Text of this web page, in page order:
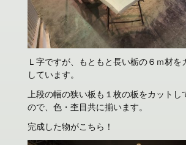
Ｌ字ですが、もともと長い栃の６ｍ材を
しています。
上段の幅の狭い板も１枚の板をカットし
ので、色・杢目共に揃います。
完成した物がこちら！